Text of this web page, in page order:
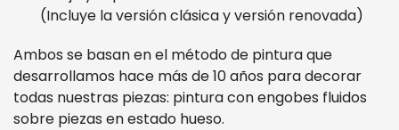
(Incluye la versión clásica y versión renovada)
Ambos se basan en el método de pintura que
desarrollamos hace más de 10 años para decorar
todas nuestras piezas: pintura con engobes fluidos
sobre piezas en estado hueso.